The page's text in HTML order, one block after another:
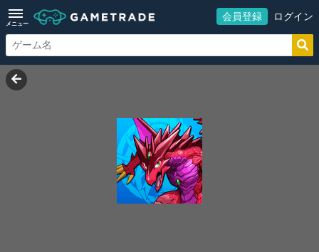
メニュー
会員登録 ログイン